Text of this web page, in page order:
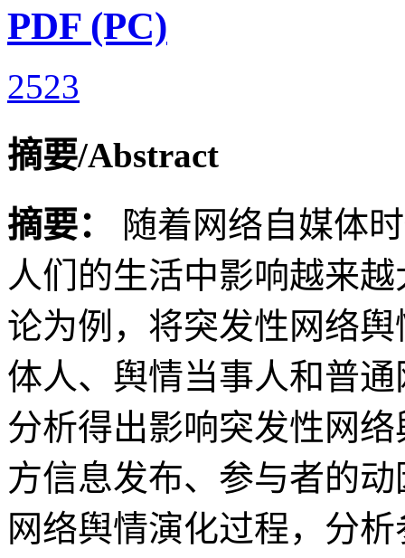
PDF (PC)
2523
摘要/Abstract
摘要：
随着网络自媒体
人们的生活中影响越来
论为例，将突发性网络
体人、舆情当事人和普
分析得出影响突发性网
方信息发布、参与者的
网络舆情演化过程，分